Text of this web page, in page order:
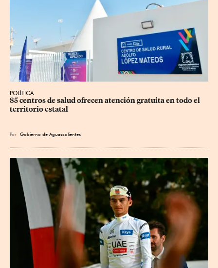
POLÍTICA
85 centros de salud ofrecen atención gratuita en todo el
territorio estatal
Por Gobierno de Aguascalientes